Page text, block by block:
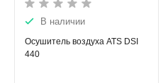
В наличии
Осушитель воздуха ATS DSI
440